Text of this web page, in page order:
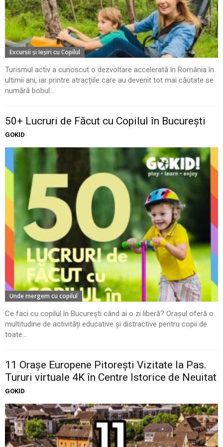
Excursii şi Ieşiri cu Copilul
Turismul activ a cunoscut o dezvoltare accelerată în România în
ultimii ani, iar printre atracțiile care au devenit tot mai căutate se
numără bobul...
50+ Lucruri de Făcut cu Copilul în București
GOKID
Unde mergem cu copilul
Ce faci cu copilul în București când ai o zi liberă? Orașul oferă o
multitudine de activități educative și distractive pentru copii de
toate...
11 Oraşe Europene Pitoreşti Vizitate la Pas.
Tururi virtuale 4K în Centre Istorice de Neuitat
GOKID